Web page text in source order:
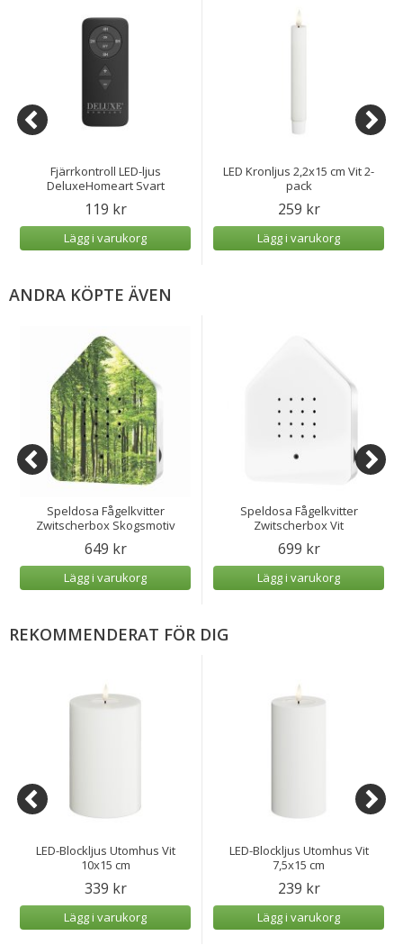
Fjärrkontroll LED-ljus
DeluxeHomeart Svart
119 kr
Lägg i varukorg
LED Kronljus 2,2x15 cm Vit 2-
pack
259 kr
Lägg i varukorg
ANDRA KÖPTE ÄVEN
Speldosa Fågelkvitter
Zwitscherbox Skogsmotiv
649 kr
Lägg i varukorg
Speldosa Fågelkvitter
Zwitscherbox Vit
699 kr
Lägg i varukorg
REKOMMENDERAT FÖR DIG
LED-Blockljus Utomhus Vit
10x15 cm
339 kr
Lägg i varukorg
LED-Blockljus Utomhus Vit
7,5x15 cm
239 kr
Lägg i varukorg